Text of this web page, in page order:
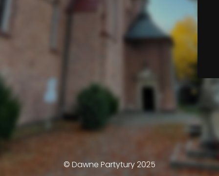
© Dawne Partytury 2025